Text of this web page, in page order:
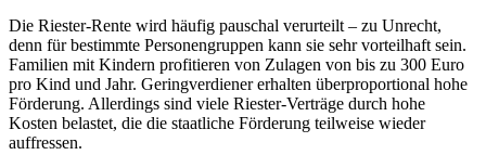
Die Riester-Rente wird häufig pauschal verurteilt – zu Unrecht,
denn für bestimmte Personengruppen kann sie sehr vorteilhaft sein.
Familien mit Kindern profitieren von Zulagen von bis zu 300 Euro
pro Kind und Jahr. Geringverdiener erhalten überproportional hohe
Förderung. Allerdings sind viele Riester-Verträge durch hohe
Kosten belastet, die die staatliche Förderung teilweise wieder
auffressen.